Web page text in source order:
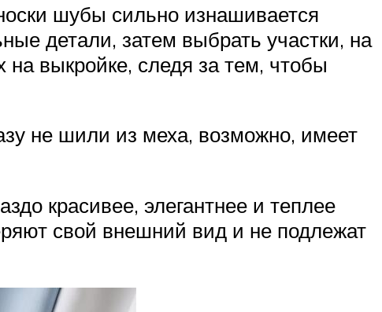
шубы сильно изнашивается
детали, затем выбрать участки, на
на выкройке, следя за тем, чтобы
не шили из меха, возможно, имеет
красивее, элегантнее и теплее
свой внешний вид и не подлежат